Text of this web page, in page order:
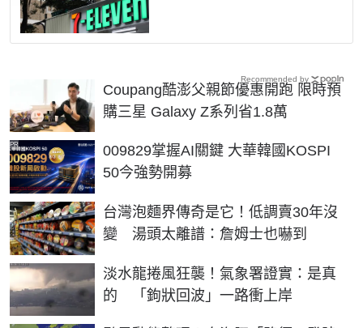
Coupang酷澎父親節優惠開跑 限時預
購三星 Galaxy Z系列省1.8萬
009829掌握AI關鍵 大華韓國KOSPI
50今強勢開募
PR
台灣泡麵界傳奇是它！低調賣30年沒
變 湯頭太離譜：詹姆士也嚇到
淡水龍捲風狂襲！氣象署證實：是真
的 「鉤狀回波」一路衝上岸
Recommended by